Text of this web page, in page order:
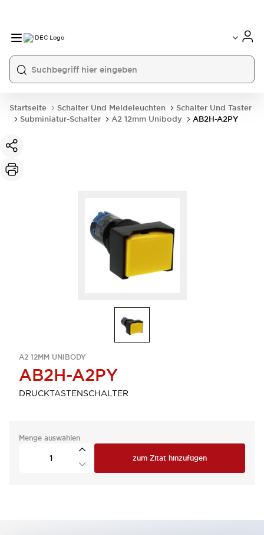
Startseite Schalter Und Meldeleuchten
Schalter Und Taster
Subminiatur-Schalter
A2 12mm Unibody AB2H-A2PY
A2 12MM UNIBODY
AB2H-A2PY
DRUCKTASTENSCHALTER
Menge auswählen
zum Zitat hinzufügen